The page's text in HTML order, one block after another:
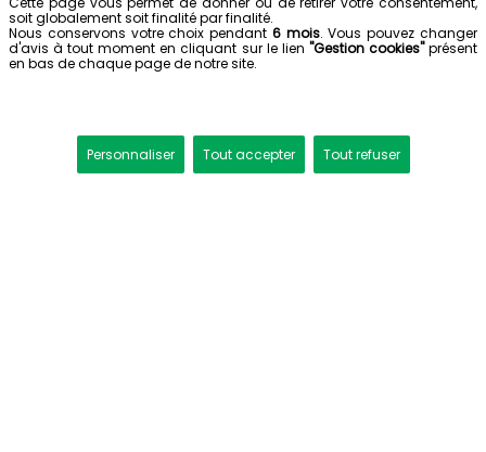
soit globalement soit finalité par finalité.
Nous conservons votre choix pendant 6 mois. Vous pouvez changer
d'avis à tout moment en cliquant sur le lien "Gestion cookies"présent
en bas de chaque page de notre site.
Personnaliser Tout accepter Tout refuser